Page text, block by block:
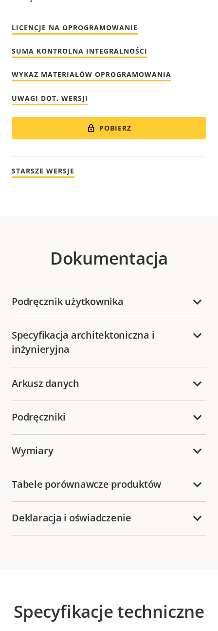
LICENCJE NA OPROGRAMOWANIE
SUMA KONTROLNA INTEGRALNOŚCI
WYKAZ MATERIAŁÓW OPROGRAMOWANIA
UWAGI DOT. WERSJI
POBIERZ
STARSZE WERSJE
Dokumentacja
Podręcznik użytkownika
Specyfikacja architektoniczna i
inżynieryjna
Arkusz danych
Podręczniki
Wymiary
Tabele porównawcze produktów
Deklaracja i oświadczenie
Specyfikacje techniczne